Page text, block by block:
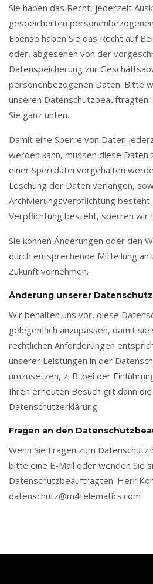
Sie haben das Recht, jederzeit
gespeicherten
Ebenso haben Sie das Recht auf
oder, abgesehen von der
Datenspeicherung zur
personenbezogenen Daten. Bitte
unseren
Sie ganz unten.
Damit eine Sperre von Daten
werden kann, müssen diese Daten
einer Sperrdatei vorgehalten
Löschung der Daten verlangen,
Archivierungsverpflichtung
Verpflichtung besteht, sperren wir
Sie können Änderungen oder den
durch entsprechende Mitteilung an
Zukunft vornehmen.
Änderung unserer
Wir behalten uns vor, diese
gelegentlich anzupassen, damit
rechtlichen Anforderungen
unserer Leistungen in der
umzusetzen, z. B. bei der
Ihren erneuten Besuch gilt dann
Datenschutzerklärung.
Fragen an den
Wenn Sie Fragen zum Datenschutz
bitte eine E-Mail oder wenden Sie
Datenschutzbeauftragten: Herr
datenschutz@m4telematics.com